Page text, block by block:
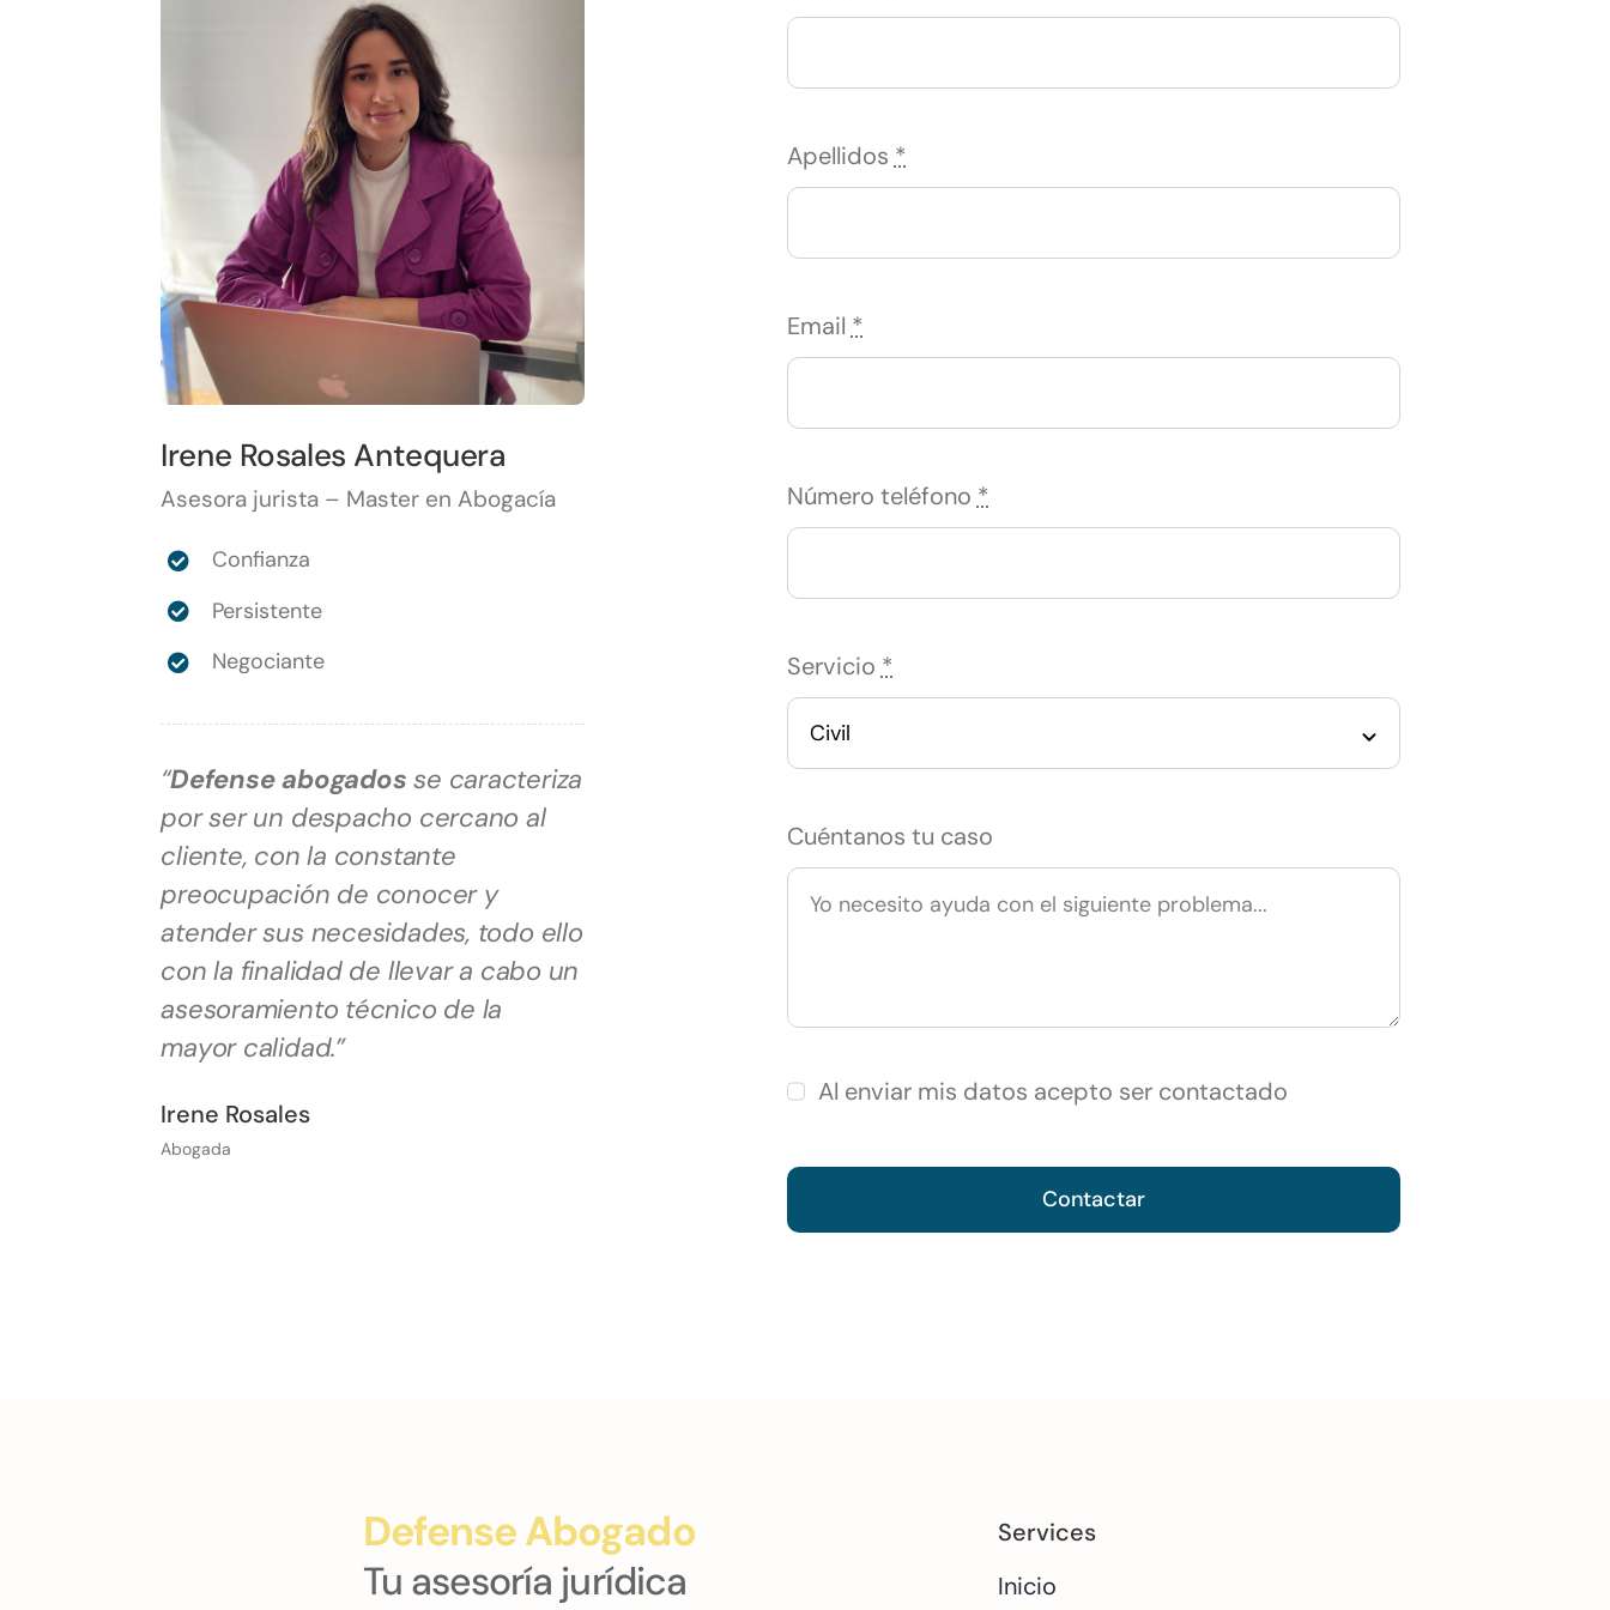
Irene Rosales Antequera
Asesora jurista – Master en Abogacía
Confianza
Persistente
Negociante
“Defense abogados se caracteriza
por ser un despacho cercano al
cliente, con la constante
preocupación de conocer y
atender sus necesidades, todo ello
con la finalidad de llevar a cabo un
asesoramiento técnico de la
mayor calidad.”
Irene Rosales
Abogada
Apellidos *
Email *
Número teléfono *
Servicio *
Cuéntanos tu caso
Al enviar mis datos acepto ser contactado
Contactar
Defense Abogado
Tu asesoría jurídica
Services
Inicio